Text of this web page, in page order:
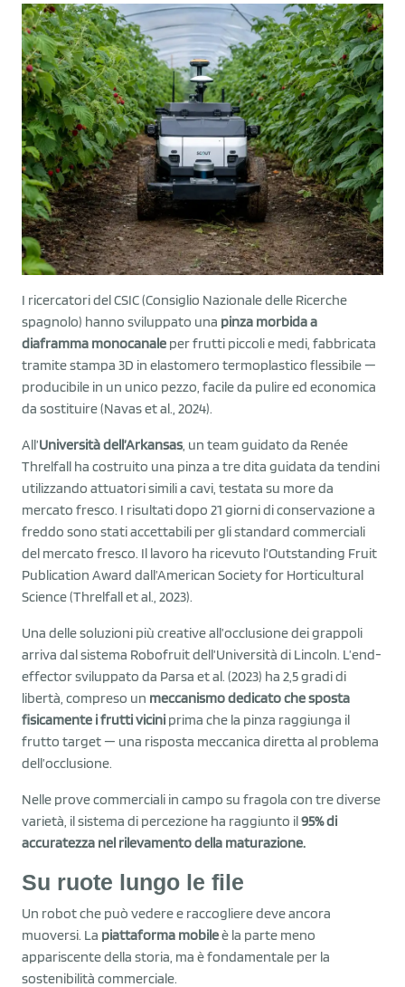
I ricercatori del CSIC (Consiglio Nazionale delle Ricerche
spagnolo) hanno sviluppato una pinza morbida a
diaframma monocanale per frutti piccoli e medi, fabbricata
tramite stampa 3D in elastomero termoplastico flessibile —
producibile in un unico pezzo, facile da pulire ed economica
da sostituire (Navas et al., 2024).
All’Università dell’Arkansas , un team guidato da Renée
Threlfall ha costruito una pinza a tre dita guidata da tendini
utilizzando attuatori simili a cavi, testata su more da
mercato fresco. I risultati dopo 21 giorni di conservazione a
freddo sono stati accettabili per gli standard commerciali
del mercato fresco. Il lavoro ha ricevuto l’Outstanding Fruit
Publication Award dall’American Society for Horticultural
Science (Threlfall et al., 2023).
Una delle soluzioni più creative all’occlusione dei grappoli
arriva dal sistema Robofruit dell’Università di Lincoln. L’end-
effector sviluppato da Parsa et al. (2023) ha 2,5 gradi di
libertà, compreso un meccanismo dedicato che sposta
fisicamente i frutti vicini prima che la pinza raggiunga il
frutto target — una risposta meccanica diretta al problema
dell’occlusione.
Nelle prove commerciali in campo su fragola con tre diverse
varietà, il sistema di percezione ha raggiunto il95% di
accuratezza nel rilevamento della maturazione.
Su ruote lungo le file
Un robot che può vedere e raccogliere deve ancora
muoversi. La piattaforma mobileè la parte meno
appariscente della storia, ma è fondamentale per la
sostenibilità commerciale.